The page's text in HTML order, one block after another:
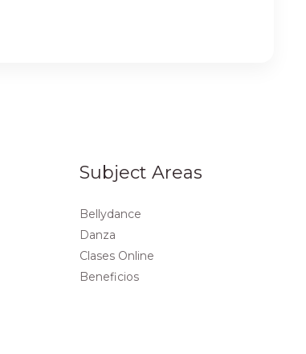
Subject Areas
Bellydance
Danza
Clases Online
Beneficios